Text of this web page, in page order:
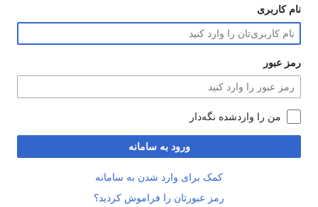
نام کاربری
رمز عبور
من را واردشده نگه‌دار
ورود به سامانه
کمک برای وارد شدن به سامانه
رمز عبورتان را فراموش کردید؟